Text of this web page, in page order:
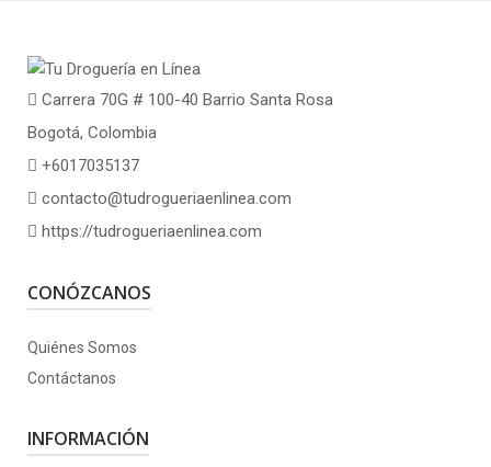
Carrera 70G # 100-40 Barrio Santa Rosa
Bogotá, Colombia
+6017035137
contacto@tudrogueriaenlinea.com
https://tudrogueriaenlinea.com
CONÓZCANOS
Quiénes Somos
Contáctanos
INFORMACIÓN